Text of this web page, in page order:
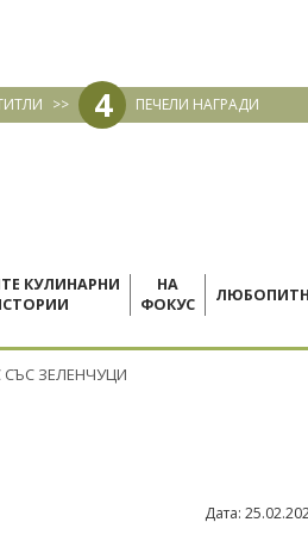
>> 4 ПЕЧЕЛИ НАГРАДИ
КУЛИНАРНИ
НА
ФОКУС
СЪС ЗЕЛЕНЧУЦИ
Дата: